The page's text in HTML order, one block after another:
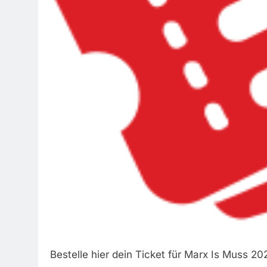
Bestelle hier dein Ticket für Marx Is Muss